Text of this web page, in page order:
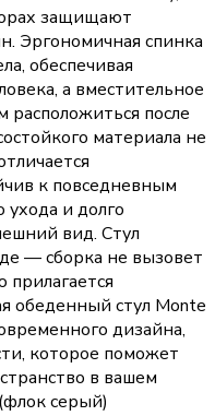
защищают
Эргономичная спинка
обеспечивая
а вместительное
после
материала не
к повседневным
ухода и долго
вид. Стул
— сборка не вызовет
обеденный стул Monte
дизайна,
которое поможет
в вашем
серый)